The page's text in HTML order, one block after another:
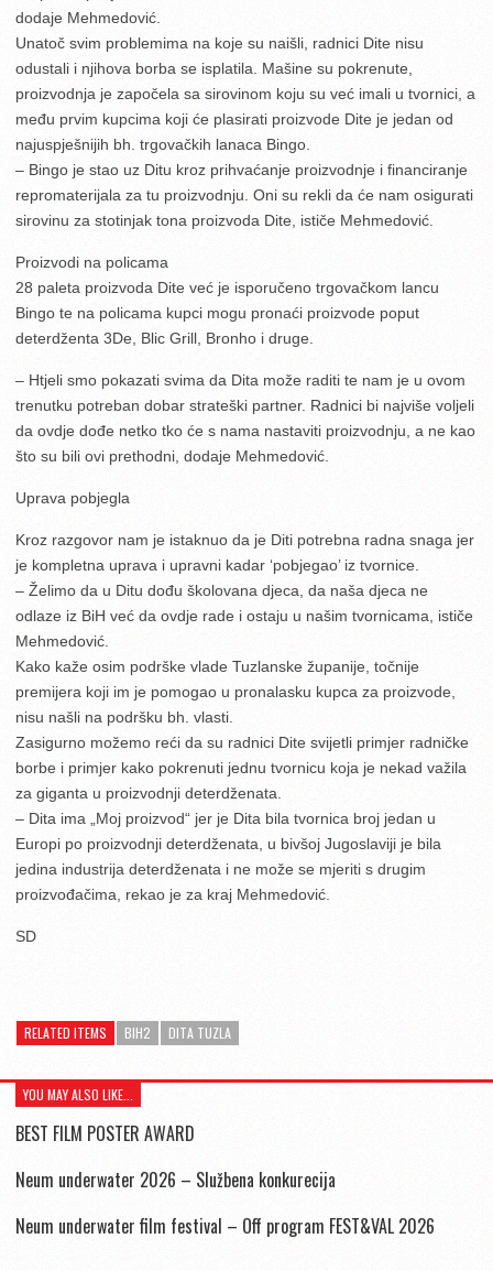
dodaje Mehmedović.
Unatoč svim problemima na koje su naišli, radnici Dite nisu
odustali i njihova borba se isplatila. Mašine su pokrenute,
proizvodnja je započela sa sirovinom koju su već imali u tvornici, a
među prvim kupcima koji će plasirati proizvode Dite je jedan od
najuspješnijih bh. trgovačkih lanaca Bingo.
– Bingo je stao uz Ditu kroz prihvaćanje proizvodnje i financiranje
repromaterijala za tu proizvodnju. Oni su rekli da će nam osigurati
sirovinu za stotinjak tona proizvoda Dite, ističe Mehmedović.
Proizvodi na policama
28 paleta proizvoda Dite već je isporučeno trgovačkom lancu
Bingo te na policama kupci mogu pronaći proizvode poput
deterdženta 3De, Blic Grill, Bronho i druge.
– Htjeli smo pokazati svima da Dita može raditi te nam je u ovom
trenutku potreban dobar strateški partner. Radnici bi najviše voljeli
da ovdje dođe netko tko će s nama nastaviti proizvodnju, a ne kao
što su bili ovi prethodni, dodaje Mehmedović.
Uprava pobjegla
Kroz razgovor nam je istaknuo da je Diti potrebna radna snaga jer
je kompletna uprava i upravni kadar ‘pobjegao’ iz tvornice.
– Želimo da u Ditu dođu školovana djeca, da naša djeca ne
odlaze iz BiH već da ovdje rade i ostaju u našim tvornicama, ističe
Mehmedović.
Kako kaže osim podrške vlade Tuzlanske županije, točnije
premijera koji im je pomogao u pronalasku kupca za proizvode,
nisu našli na podršku bh. vlasti.
Zasigurno možemo reći da su radnici Dite svijetli primjer radničke
borbe i primjer kako pokrenuti jednu tvornicu koja je nekad važila
za giganta u proizvodnji deterdženata.
– Dita ima „Moj proizvod“ jer je Dita bila tvornica broj jedan u
Europi po proizvodnji deterdženata, u bivšoj Jugoslaviji je bila
jedina industrija deterdženata i ne može se mjeriti s drugim
proizvođačima, rekao je za kraj Mehmedović.
SD
RELATED ITEMS BIH2 DITA TUZLA
YOU MAY ALSO LIKE...
BEST FILM POSTER AWARD
Neum underwater 2026 – Službena konkurecija
Neum underwater film festival – Off program FEST&VAL 2026